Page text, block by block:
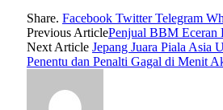
Share. Facebook Twitter Telegram
Previous ArticlePenjual BBM Eceran
Next Article Jepang Juara Piala Asia
Penentu dan Penalti Gagal di Menit